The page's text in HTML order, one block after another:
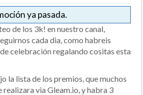
ya pasada.
de los 3k! en nuestro canal,
cada dia, como habreis
celebración regalando cositas esta
la lista de los premios, que muchos
realizara via Gleam.io, y habra 3